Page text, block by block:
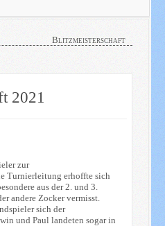
Blitzmeisterschaft
2021
zur
Turnierleitung erhoffte sich
aus der 2. und 3.
andere Zocker vermisst.
sich der
und Paul landeten sogar in